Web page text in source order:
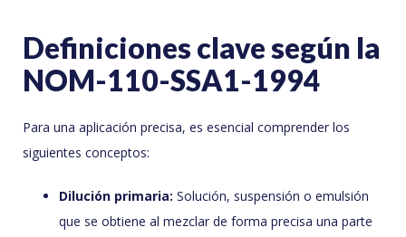
Definiciones clave según la
NOM-110-SSA1-1994
Para una aplicación precisa, es esencial comprender los
siguientes conceptos:
Dilución primaria: Solución, suspensión o emulsión
que se obtiene al mezclar de forma precisa una parte